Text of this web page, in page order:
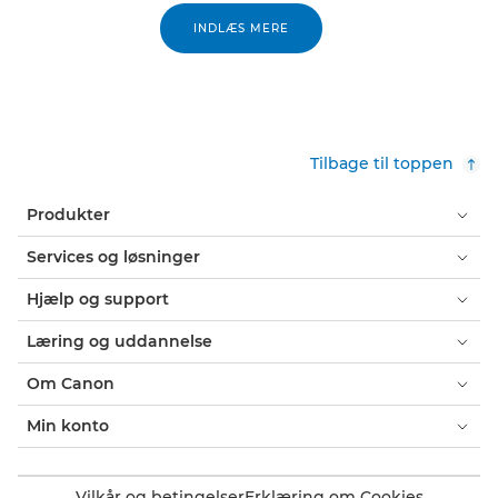
INDLÆS MERE
Tilbage til toppen
Produkter
Services og løsninger
Hjælp og support
Læring og uddannelse
Om Canon
Min konto